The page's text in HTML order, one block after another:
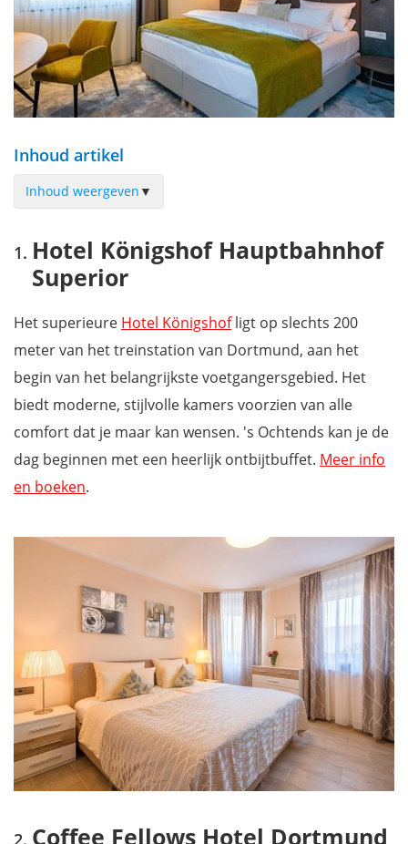
Inhoud artikel
Inhoud weergeven ▼
Coffee Fellows Hotel Dortmund
Hotel Esplanade
Home Hotel
Parkhotel Wittekindshof
Limehome Dortmund Südwall
Radisson Blu Hotel Dortmund
Hotel Königshof Hauptbahnhof
Superior
Het superieure Hotel Königshofligt op slechts 200
meter van het treinstation van Dortmund, aan het
begin van het belangrijkste voetgangersgebied. Het
biedt moderne, stijlvolle kamers voorzien van alle
comfort dat je maar kan wensen. 's Ochtends kan je de
dag beginnen met een heerlijk ontbijtbuffet. Meer info
en boeken.
Coffee Fellows Hotel Dortmund